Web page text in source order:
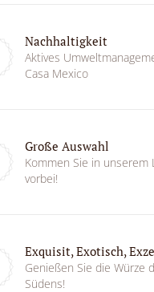
Nachhaltigkeit
Aktives
Casa Mexico
Große Auswahl
Kommen Sie in unserem
vorbei!
Exquisit, Exotisch,
Genießen Sie die Würze
Südens!